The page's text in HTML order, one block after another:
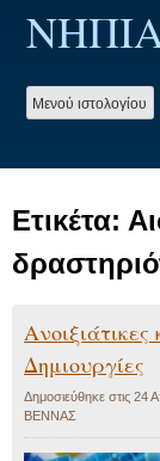
Mενού ιστολογίου
Ετικέτα:
Δημιουργίες
Δημοσιεύθηκε στις 24
ΒΕΝΝΑΣ